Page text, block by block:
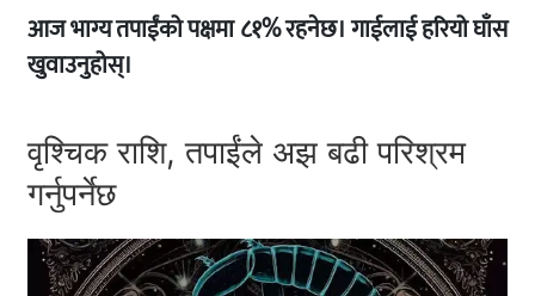
आज भाग्य तपाईंको पक्षमा ८१% रहनेछ। गाईलाई हरियो घाँस
खुवाउनुहोस्।
वृश्चिक राशि, तपाईंले अझ बढी परिश्रम
गर्नुपर्नेछ